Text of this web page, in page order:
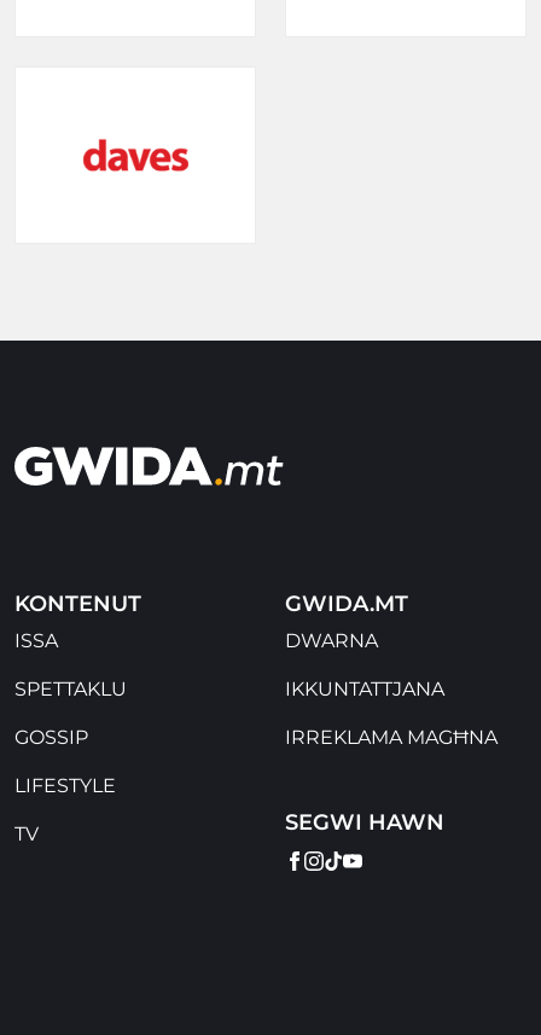
KONTENUT
ISSA
SPETTAKLU
GOSSIP
LIFESTYLE
TV
GWIDA.MT
DWARNA
IKKUNTATTJANA
IRREKLAMA MAGĦNA
SEGWI HAWN
FACEBOOK
INSTAGRAM
TIKTOK
YOUTUBE